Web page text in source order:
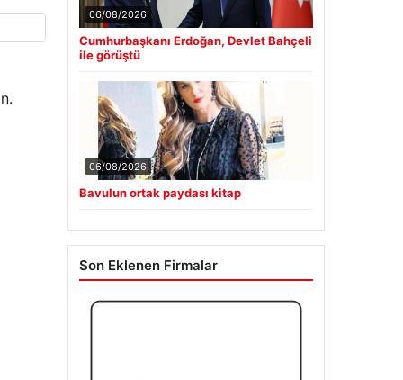
06/08/2026
Cumhurbaşkanı Erdoğan, Devlet Bahçeli
ile görüştü
06/08/2026
Bavulun ortak paydası kitap
Son Eklenen Firmalar